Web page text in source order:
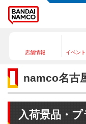
店舗情報 イベン
namco名古
入荷景品・